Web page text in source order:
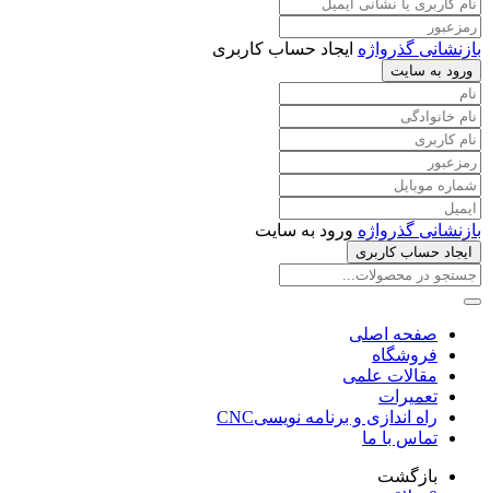
بازنشانی گذرواژه ایجاد حساب کاربری
ورود به سایت
بازنشانی گذرواژه ورود به سایت
ایجاد حساب کاربری
صفحه اصلی
فروشگاه
مقالات علمی
تعمیرات
راه اندازی و برنامه نویسیCNC
تماس با ما
بازگشت